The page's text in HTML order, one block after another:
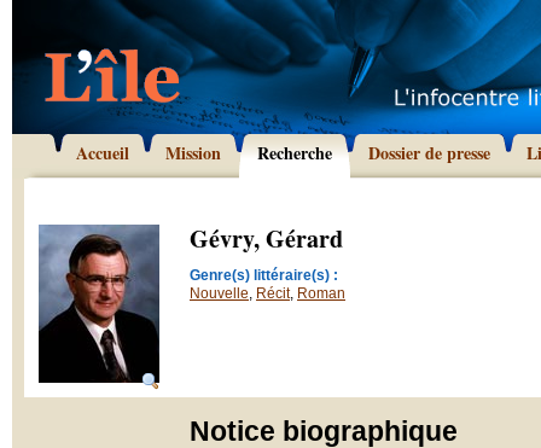
Accueil Mission Recherche Dossier de presse
Gévry, Gérard
Genre(s) littéraire(s) :
Nouvelle, Récit, Roman
Notice biographique